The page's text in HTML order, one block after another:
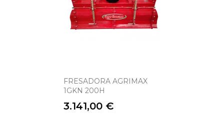
FRESADORA AGRIMAX
1GKN 200H
Precio
3.141,00 €